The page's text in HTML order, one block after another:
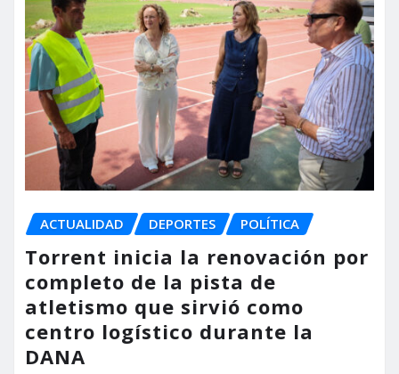
ACTUALIDAD DEPORTES POLÍTICA
Torrent inicia la renovación por
completo de la pista de
atletismo que sirvió como
centro logístico durante la
DANA